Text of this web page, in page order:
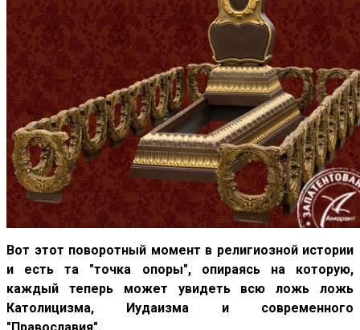
Вот этот поворотный момент в религиозной истории
и есть та "точка опоры", опираясь на которую,
каждый теперь может увидеть всю ложь ложь
Католицизма, Иудаизма и современного